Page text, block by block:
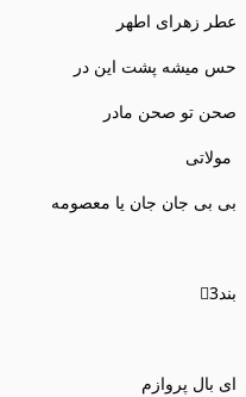
عطر زهرای اطهر
حس میشه پشت این در
صحن تو صحن مادر
مولاتی
بی بی جان جان یا معصومه
بند3⃣
ای بال پروازم